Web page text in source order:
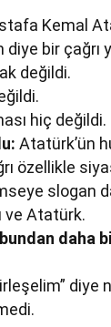
Kemal
bir çağrı
değildi.
hiç değildi.
Atatürk’ün
özellikle
slogan
ve Atatürk.
daha
diye